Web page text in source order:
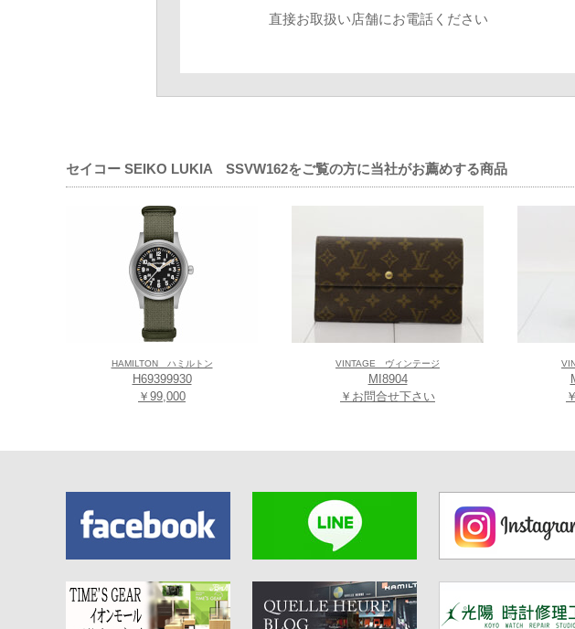
1995年に誕生し、今日まで女性のニーズをとら
載しながら、時代に合った心地よいデザインで
ド名“LUKIA”は、L＝Lucid（輝く）、U＝
わせた造語です。
*現金支払いでレジにて更にお得なキャッシュ割
（一部対象外がございます各店舗に詳しくは各
≪取扱い店舗≫
【TIME’S GEAR あべのキューズモール店】グ
〒545-0052 大阪府大阪市阿倍野区阿倍野筋1-
アクセスマップ
【TIME’S GEAR イオンモール堺鉄砲町店】グ
直接お取扱い店舗にお電話ください
セイコー SEIKO LUKIA SSVW162をご覧の方に当社がお薦めする商品
HAMILTON ハミルトン
H69399930
￥99,000
VINTAGE ヴィンテージ
MI8904
￥お問合せ下さい